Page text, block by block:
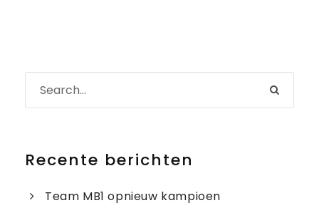
Recente berichten
Team MB1 opnieuw kampioen